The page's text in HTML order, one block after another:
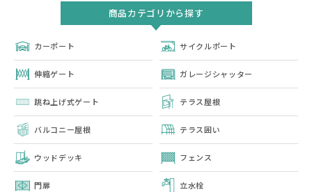
商品カテゴリから探す
カーポート サイクルポート
伸縮ゲート ガレージシャッター
跳ね上げ式ゲート テラス屋根
バルコニー屋根 テラス囲い
ウッドデッキ フェンス
門扉 立水栓